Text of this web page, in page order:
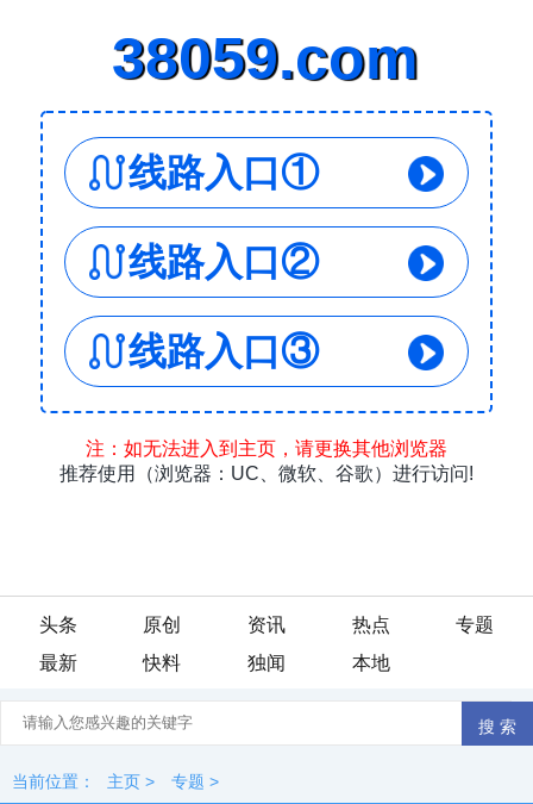
头条 原创 资讯 热点
专题
最新
快料 独闻 本地
当前位置： 主页 > 专题 >